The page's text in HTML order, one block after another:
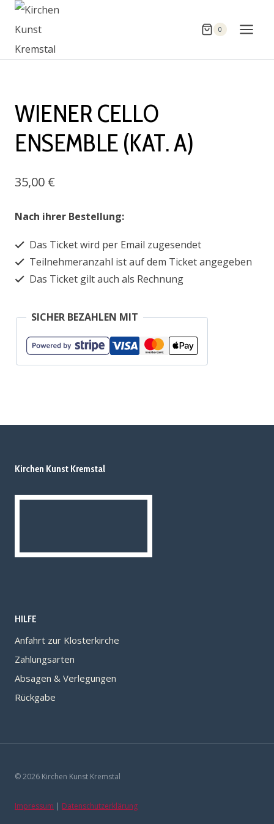
Zum
Inhalt
springen
0
WIENER CELLO
ENSEMBLE (KAT. A)
35,00 €
Nach ihrer Bestellung:
Das Ticket wird per Email zugesendet
Teilnehmeranzahl ist auf dem Ticket angegeben
Das Ticket gilt auch als Rechnung
SICHER BEZAHLEN MIT
Kirchen Kunst Kremstal
HILFE
Anfahrt zur Klosterkirche
Zahlungsarten
Absagen & Verlegungen
Rückgabe
© 2026 Kirchen Kunst Kremstal
Impressum | Datenschutzerklärung